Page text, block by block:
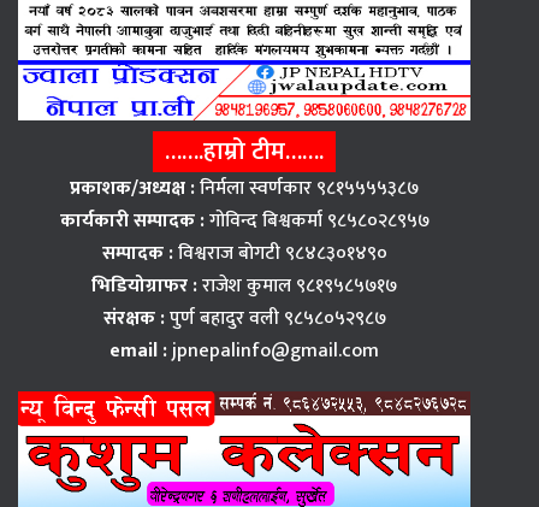
…….हाम्रो टीम…….
प्रकाशक/अध्यक्ष :निर्मला स्वर्णकार ९८१५५५५३८७
कार्यकारी सम्पादक :गोविन्द बिश्वकर्मा ९८५८०२८९५७
सम्पादक :विश्वराज बाेगटी ९८४८३०१४९०
भिडियोग्राफर :राजेश कुमाल ९८१९५८५७१७
संरक्षक :पुर्ण बहादुर वली ९८५८०५२९८७
email :jpnepalinfo@gmail.com